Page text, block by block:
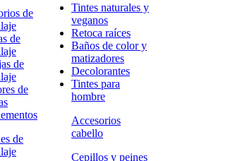
de
de
de
de
de
Tintes naturales y
veganos
Retoca raíces
Baños de color y
matizadores
Decolorantes
Tintes para
hombre
Accesorios
cabello
Cepillos y peines